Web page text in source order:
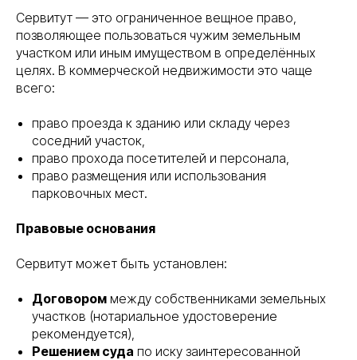
Сервитут — это ограниченное вещное право,
позволяющее пользоваться чужим земельным
участком или иным имуществом в определённых
целях. В коммерческой недвижимости это чаще
всего:
право проезда к зданию или складу через
соседний участок,
право прохода посетителей и персонала,
право размещения или использования
парковочных мест.
Правовые основания
Сервитут может быть установлен:
Договором между собственниками земельных
участков (нотариальное удостоверение
рекомендуется),
Решением суда по иску заинтересованной